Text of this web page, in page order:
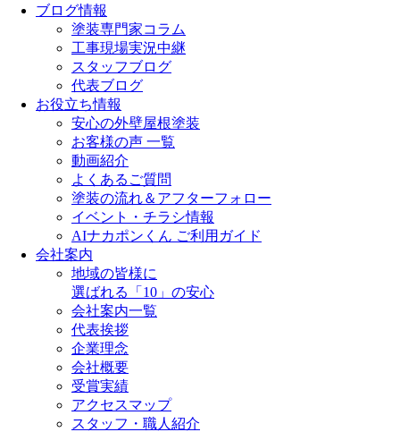
ブログ情報
塗装専門家コラム
工事現場実況中継
スタッフブログ
代表ブログ
お役立ち情報
安心の外壁屋根塗装
お客様の声 一覧
動画紹介
よくあるご質問
塗装の流れ＆アフターフォロー
イベント・チラシ情報
AIナカポンくん ご利用ガイド
会社案内
地域の皆様に
選ばれる「10」の安心
会社案内一覧
代表挨拶
企業理念
会社概要
受賞実績
アクセスマップ
スタッフ・職人紹介